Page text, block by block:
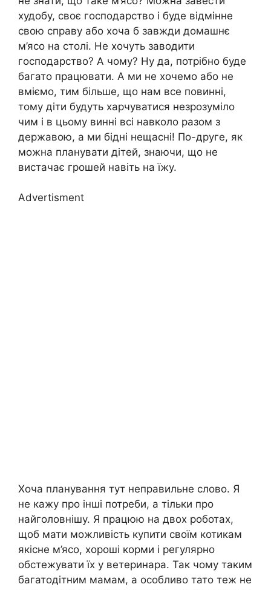
худобу, своє господарство і буде відмінне
свою справу або хоча б завжди домашнє
м’ясо на столі. Не хочуть заводити
господарство? А чому? Ну да, потрібно буде
багато працювати. А ми не хочемо або не
вміємо, тим більше, що нам все повинні,
тому діти будуть харчуватися незрозуміло
чим і в цьому винні всі навколо разом з
державою, а ми бідні нещасні! По-друге, як
можна планувати дітей, знаючи, що не
вистачає грошей навіть на їжу.
Advertisment
Хоча планування тут неправильне слово. Я
не кажу про інші потреби, а тільки про
найголовнішу. Я працюю на двох роботах,
щоб мати можливість купити своїм котикам
якісне м’ясо, хороші корми і регулярно
обстежувати їх у ветеринара. Так чому таким
багатодітним мамам, а особливо тато теж не